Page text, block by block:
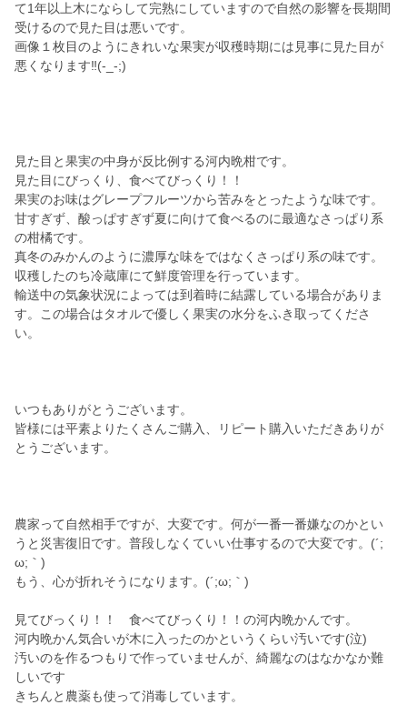
て1年以上木にならして完熟にしていますので自然の影響を長期間
受けるので見た目は悪いです。
画像１枚目のようにきれいな果実が収穫時期には見事に見た目が
悪くなります‼️(-_-;)
見た目と果実の中身が反比例する河内晩柑です。
見た目にびっくり、食べてびっくり！！
果実のお味はグレープフルーツから苦みをとったような味です。
甘すぎず、酸っぱすぎず夏に向けて食べるのに最適なさっぱり系
の柑橘です。
真冬のみかんのように濃厚な味をではなくさっぱり系の味です。
収穫したのち冷蔵庫にて鮮度管理を行っています。
輸送中の気象状況によっては到着時に結露している場合がありま
す。この場合はタオルで優しく果実の水分をふき取ってくださ
い。
いつもありがとうございます。
皆様には平素よりたくさんご購入、リピート購入いただきありが
とうございます。
農家って自然相手ですが、大変です。何が一番一番嫌なのかとい
うと災害復旧です。普段しなくていい仕事するので大変です。(´;
ω;｀)
もう、心が折れそうになります。(´;ω;｀)
見てびっくり！！ 食べてびっくり！！の河内晩かんです。
河内晩かん気合いが木に入ったのかというくらい汚いです(泣)
汚いのを作るつもりで作っていませんが、綺麗なのはなかなか難
しいです
きちんと農薬も使って消毒しています。